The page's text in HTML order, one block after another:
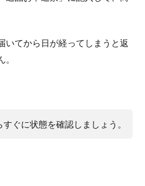
いてから日が経ってしまうと返
ぐに状態を確認しましょう。